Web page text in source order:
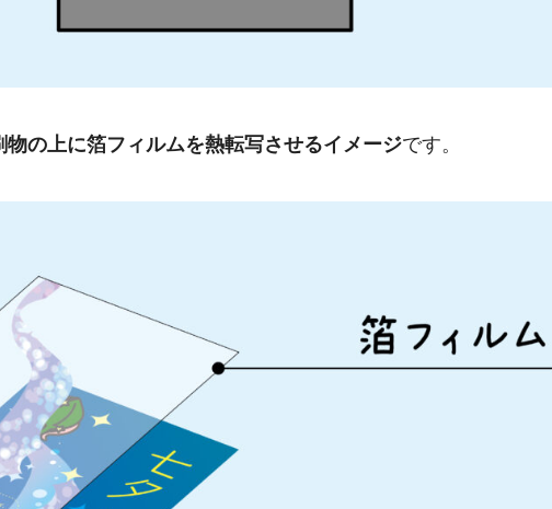
物の上に箔フィルムを熱転写させるイメージです。